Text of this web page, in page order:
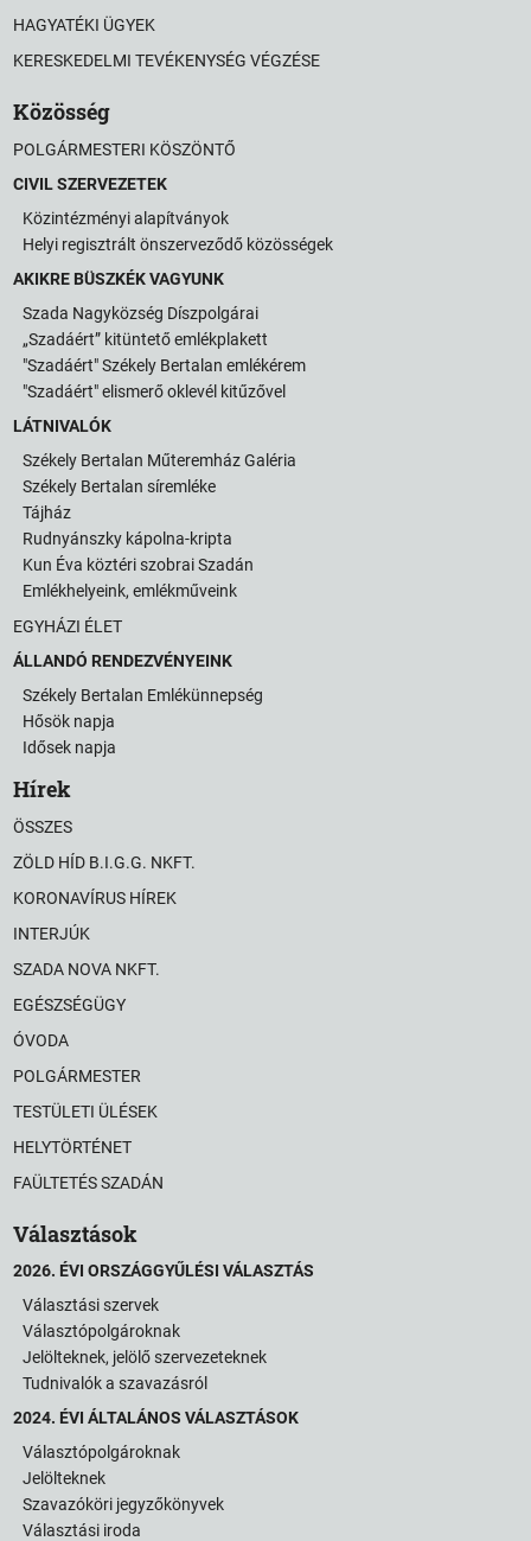
HAGYATÉKI ÜGYEK
KERESKEDELMI TEVÉKENYSÉG VÉGZÉSE
Közösség
POLGÁRMESTERI KÖSZÖNTŐ
CIVIL SZERVEZETEK
Közintézményi alapítványok
Helyi regisztrált önszerveződő közösségek
AKIKRE BÜSZKÉK VAGYUNK
Szada Nagyközség Díszpolgárai
„Szadáért” kitüntető emlékplakett
"Szadáért" Székely Bertalan emlékérem
"Szadáért" elismerő oklevél kitűzővel
LÁTNIVALÓK
Székely Bertalan Műteremház Galéria
Székely Bertalan síremléke
Tájház
Rudnyánszky kápolna-kripta
Kun Éva köztéri szobrai Szadán
Emlékhelyeink, emlékműveink
EGYHÁZI ÉLET
ÁLLANDÓ RENDEZVÉNYEINK
Székely Bertalan Emlékünnepség
Hősök napja
Idősek napja
Hírek
ÖSSZES
ZÖLD HÍD B.I.G.G. NKFT.
KORONAVÍRUS HÍREK
INTERJÚK
SZADA NOVA NKFT.
EGÉSZSÉGÜGY
ÓVODA
POLGÁRMESTER
TESTÜLETI ÜLÉSEK
HELYTÖRTÉNET
FAÜLTETÉS SZADÁN
Választások
2026. ÉVI ORSZÁGGYŰLÉSI VÁLASZTÁS
Választási szervek
Választópolgároknak
Jelölteknek, jelölő szervezeteknek
Tudnivalók a szavazásról
2024. ÉVI ÁLTALÁNOS VÁLASZTÁSOK
Választópolgároknak
Jelölteknek
Szavazóköri jegyzőkönyvek
Választási iroda